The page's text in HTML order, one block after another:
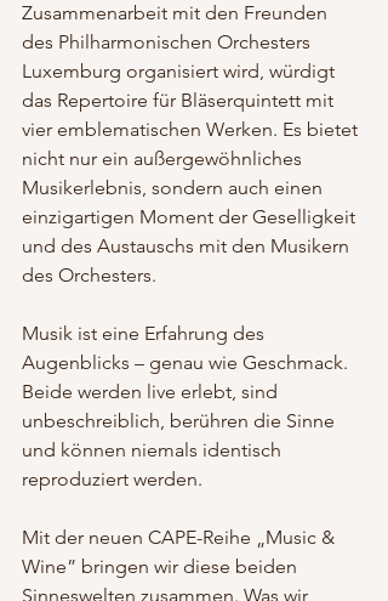
Zusammenarbeit mit den Freunden
des Philharmonischen Orchesters
Luxemburg organisiert wird, würdigt
das Repertoire für Bläserquintett mit
vier emblematischen Werken. Es bietet
nicht nur ein außergewöhnliches
Musikerlebnis, sondern auch einen
einzigartigen Moment der Geselligkeit
und des Austauschs mit den Musikern
des Orchesters.
Musik ist eine Erfahrung des
Augenblicks – genau wie Geschmack.
Beide werden live erlebt, sind
unbeschreiblich, berühren die Sinne
und können niemals identisch
reproduziert werden.
Mit der neuen CAPE-Reihe „Music &
Wine” bringen wir diese beiden
Sinneswelten zusammen. Was wir